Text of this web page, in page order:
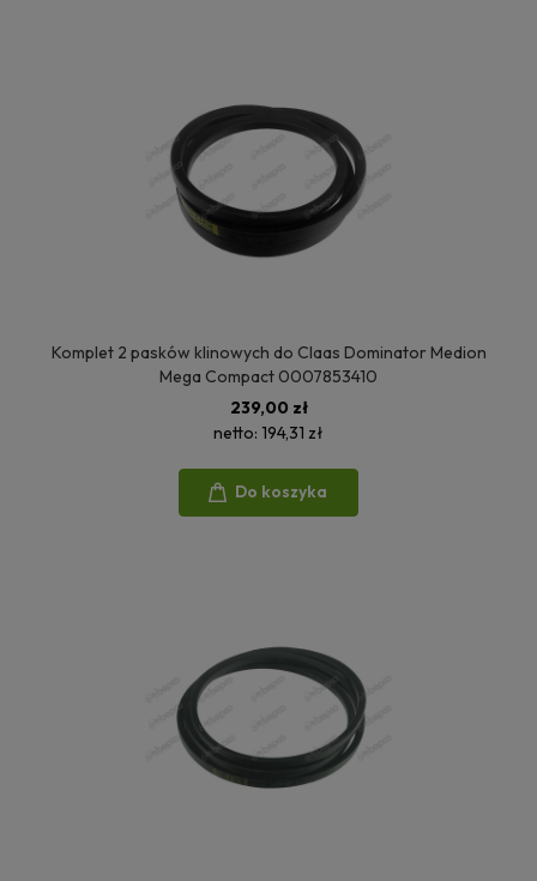
Komplet 2 pasków klinowych do Claas Dominator Medion
Mega Compact 0007853410
239,00 zł
netto: 194,31 zł
Do koszyka